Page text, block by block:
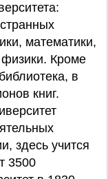
математики,
физики. Кроме
в
книг.
здесь учится
3500